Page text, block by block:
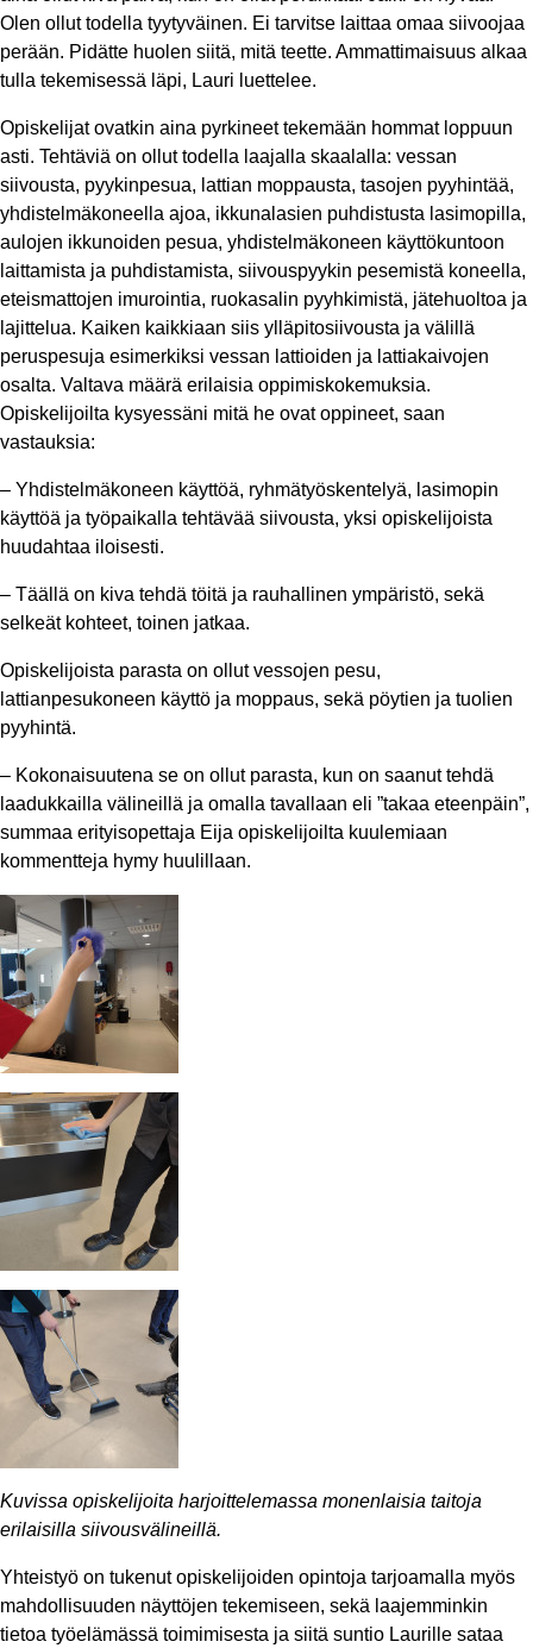
Olen ollut todella tyytyväinen. Ei tarvitse laittaa omaa siivoojaa
perään. Pidätte huolen siitä, mitä teette. Ammattimaisuus alkaa
tulla tekemisessä läpi, Lauri luettelee.
Opiskelijat ovatkin aina pyrkineet tekemään hommat loppuun
asti. Tehtäviä on ollut todella laajalla skaalalla: vessan
siivousta, pyykinpesua, lattian moppausta, tasojen pyyhintää,
yhdistelmäkoneella ajoa, ikkunalasien puhdistusta lasimopilla,
aulojen ikkunoiden pesua, yhdistelmäkoneen käyttökuntoon
laittamista ja puhdistamista, siivouspyykin pesemistä koneella,
eteismattojen imurointia, ruokasalin pyyhkimistä, jätehuoltoa ja
lajittelua. Kaiken kaikkiaan siis ylläpitosiivousta ja välillä
peruspesuja esimerkiksi vessan lattioiden ja lattiakaivojen
osalta. Valtava määrä erilaisia oppimiskokemuksia.
Opiskelijoilta kysyessäni mitä he ovat oppineet, saan
vastauksia:
– Yhdistelmäkoneen käyttöä, ryhmätyöskentelyä, lasimopin
käyttöä ja työpaikalla tehtävää siivousta, yksi opiskelijoista
huudahtaa iloisesti.
– Täällä on kiva tehdä töitä ja rauhallinen ympäristö, sekä
selkeät kohteet, toinen jatkaa.
Opiskelijoista parasta on ollut vessojen pesu,
lattianpesukoneen käyttö ja moppaus, sekä pöytien ja tuolien
pyyhintä.
– Kokonaisuutena se on ollut parasta, kun on saanut tehdä
laadukkailla välineillä ja omalla tavallaan eli ”takaa eteenpäin”,
summaa erityisopettaja Eija opiskelijoilta kuulemiaan
kommentteja hymy huulillaan.
Kuvissa opiskelijoita harjoittelemassa monenlaisia taitoja
erilaisilla siivousvälineillä.
Yhteistyö on tukenut opiskelijoiden opintoja tarjoamalla myös
mahdollisuuden näyttöjen tekemiseen, sekä laajemminkin
tietoa työelämässä toimimisesta ja siitä suntio Laurille sataa